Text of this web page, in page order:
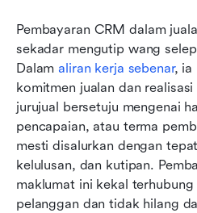
Pembayaran CRM dalam
sekadar mengutip wang
Dalam aliran kerja sebenar, ia
komitmen jualan dan
jurujual bersetuju mengenai
pencapaian, atau terma
mesti disalurkan dengan
kelulusan, dan kutipan.
maklumat ini kekal
pelanggan dan tidak hilang